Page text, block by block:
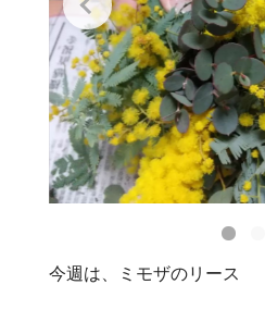
今週は、ミモザのリース